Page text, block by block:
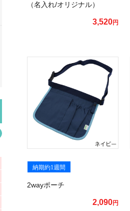
（名入れ/オリジナル）
3,520円
納期約1週間
2wayポーチ
2,090円